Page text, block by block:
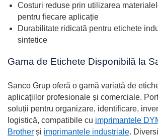
Costuri reduse prin utilizarea
pentru fiecare aplicație
Durabilitate ridicată pentru etichete
sintetice
Gama de Etichete Disponibilă la
Sanco Grup oferă o gamă variată de
aplicațiilor profesionale și comerciale.
soluții pentru organizare, identificare,
logistică, compatibile cu imprimantele
Brother și imprimantele industriale.